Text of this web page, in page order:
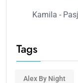
Kamila -
Tags
Alex By Night